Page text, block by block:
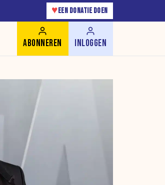
♥ EEN DONATIE DOEN
ABONNEREN INLOGGEN